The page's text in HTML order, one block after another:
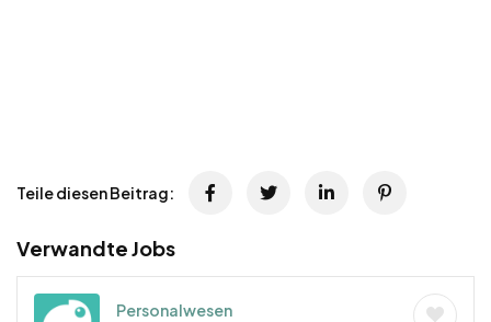
Teile diesen Beitrag:
Verwandte Jobs
Personalwesen